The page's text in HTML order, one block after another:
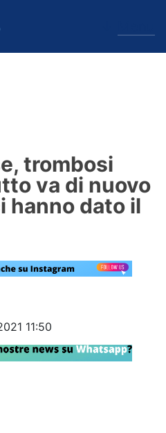
trombosi
va di nuovo
hanno dato il
11:50